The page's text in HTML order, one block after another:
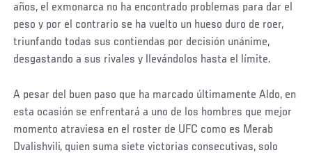
años, el exmonarca no ha encontrado problemas para dar el
peso y por el contrario se ha vuelto un hueso duro de roer,
triunfando todas sus contiendas por decisión unánime,
desgastando a sus rivales y llevándolos hasta el límite.
Social
Post
A pesar del buen paso que ha marcado últimamente Aldo, en
esta ocasión se enfrentará a uno de los hombres que mejor
momento atraviesa en el roster de UFC como es Merab
Dvalishvili, quien suma siete victorias consecutivas, solo